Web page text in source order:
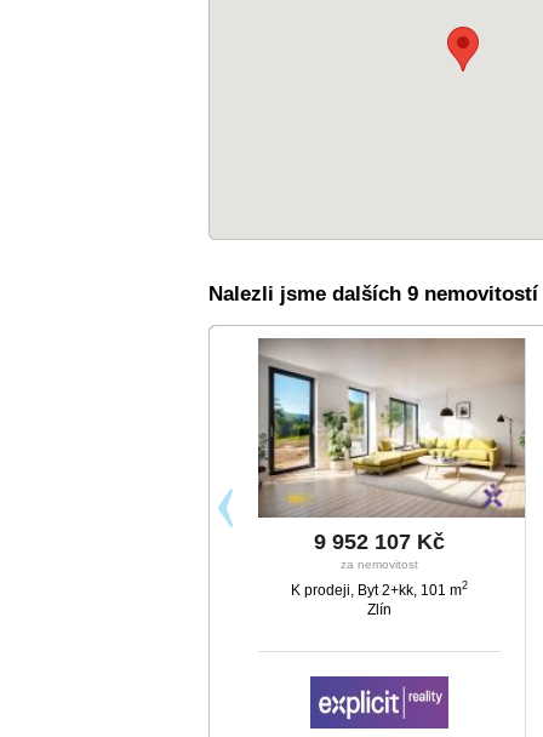
Nalezli jsme dalších 9 nemovitostí
9 952 107 Kč
za nemovitost
K prodeji, Byt 2+kk, 101 m2
Zlín